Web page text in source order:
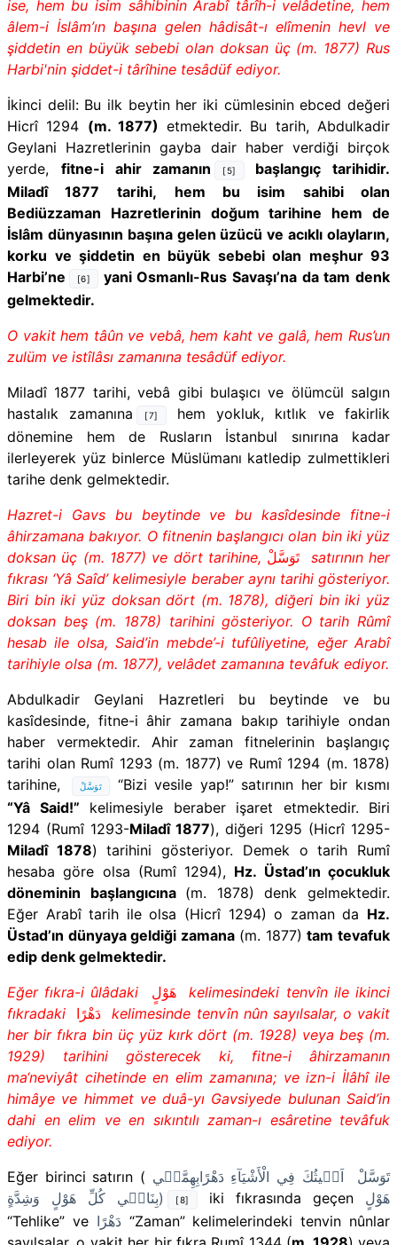
ise, hem bu isim sâhibinin Arabî târîh-i velâdetine, hem
âlem-i İslâm’ın başına gelen hâdisât-ı elîmenin hevl ve
şiddetin en büyük sebebi olan doksan üç (m. 1877) Rus
Harbi'nin şiddet-i târîhine tesâdüf ediyor.
İkinci delil:Bu ilk beytin her iki cümlesinin ebced değeri
Hicrî 1294 (m. 1877) etmektedir. Bu tarih, Abdulkadir
Geylani Hazretlerinin gayba dair haber verdiği birçok
yerde, fitne-i ahir zamanın [5]
başlangıç tarihidir.
Miladî 1877 tarihi,
hem bu isim sahibi olan
Bediüzzaman Hazretlerinin doğum tarihine hem de
İslâm dünyasının başına gelen üzücü ve acıklı olayların,
korku ve şiddetin en büyük sebebi olan meşhur 93
Harbi’ne
[6]
yani Osmanlı-Rus Savaşı’na da tam denk
gelmektedir.
O vakit hem tâûn ve vebâ, hem kaht ve galâ, hem Rus’un
zulüm ve istîlâsı zamanına tesâdüf ediyor.
Miladî 1877 tarihi,vebâ gibi bulaşıcı ve ölümcül salgın
hastalık zamanına
[7]
hem yokluk, kıtlık ve fakirlik
dönemine hem de Rusların İstanbul sınırına kadar
ilerleyerek yüz binlerce Müslümanı katledip zulmettikleri
tarihe denk gelmektedir.
Hazret-i Gavs bu beytinde ve bu kasîdesinde fitne-i
âhirzamana bakıyor. O fitnenin başlangıcı olan bin iki yüz
doksan üç (m. 1877) ve dört tarihine, تَوَسَّلْ
satırının her
fıkrası ‘Yâ Saîd’ kelimesiyle beraber aynı tarihi gösteriyor.
Biri bin iki yüz doksan dört (m. 1878), diğeri bin iki yüz
doksan beş (m. 1878) tarihini gösteriyor. O tarih Rûmî
hesab ile olsa, Said’in mebde’-i tufûliyetine, eğer Arabî
tarihiyle olsa (m. 1877), velâdet zamanına tevâfuk ediyor.
Abdulkadir Geylani Hazretleri bu beytinde ve bu
kasîdesinde, fitne-i âhir zamana bakıp tarihiyle ondan
haber vermektedir. Ahir zaman fitnelerinin başlangıç
tarihi olan Rumî 1293 (m. 1877) ve Rumî 1294 (m. 1878)
tarihine,
تَوَسَّلْ “Bizi vesile yap!” satırının her bir kısmı
“Yâ Said!” kelimesiyle beraber işaret etmektedir. Biri
1294 (Rumî 1293-Miladî 1877), diğeri 1295 (Hicrî 1295-
Miladî 1878) tarihini gösteriyor. Demek o tarih Rumî
hesaba göre olsa (Rumî 1294), Hz. Üstad’ın çocukluk
döneminin başlangıcına (m. 1878) denk gelmektedir.
Eğer Arabî tarih ile olsa (Hicrî 1294) o zaman da Hz.
Üstad’ın dünyaya geldiği zamana(m. 1877)tam tevafuk
edip denk gelmektedir.
Eğer fıkra-i ûlâdaki هَوْلٍ
kelimesindeki tenvîn ile ikinci
fıkradaki دَهْرًا
kelimesinde tenvîn nûn sayılsalar, o vakit
her bir fıkra bin üç yüz kırk dört (m. 1928) veya beş (m.
1929) tarihini gösterecek ki, fitne-i âhirzamanın
ma‘neviyât cihetinde en elim zamanına; ve izn-i İlâhî ile
himâye ve himmet ve duâ-yı Gavsiyede bulunan Said’in
dahi en elim ve en sıkıntılı zaman-ı esâretine tevâfuk
ediyor.
Eğer birinci satırın ( اَغ۪يثُكَ فِي الْأَشْيَآءِ دَهْرًابِهِمَّت۪ي
تَوَسَّلْ
بِنَاف۪ي كُلِّ هَوْلٍ وَشِدَّةٍ) [8] iki fıkrasında geçen هَوْلٍ
“Tehlike” ve دَهْرًا“Zaman” kelimelerindeki tenvin nûnlar